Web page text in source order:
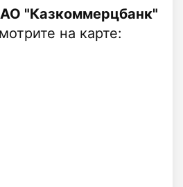
АО "Казкоммерцбанк"
на карте: